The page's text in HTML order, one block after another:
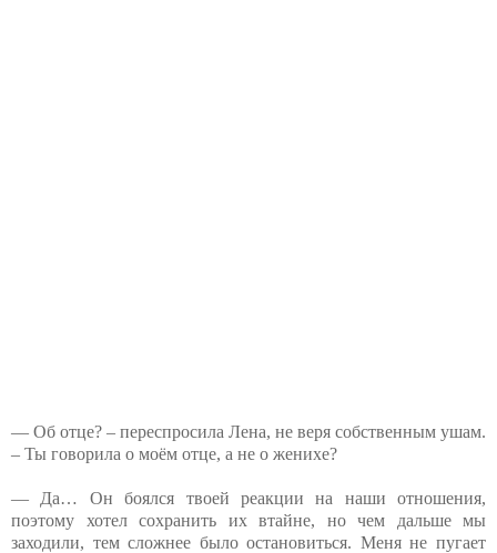
— Об отце? – переспросила Лена, не веря собственным ушам.
– Ты говорила о моём отце, а не о женихе?
— Да… Он боялся твоей реакции на наши отношения,
поэтому хотел сохранить их втайне, но чем дальше мы
заходили, тем сложнее было остановиться. Меня не пугает